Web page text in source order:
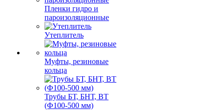
Пленки гидро и
пароизоляционные
Утеплитель
Муфты, резиновые
кольца
Трубы БТ, БНТ, ВТ
(Ф100-500 мм)